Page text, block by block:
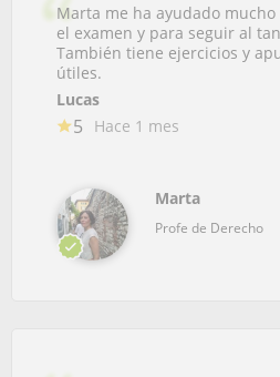
Marta me ha ayudado
el examen y para seguir al
También tiene ejercicios y
útiles.
Lucas
5 Hace 1 mes
Marta
Profe de Derecho